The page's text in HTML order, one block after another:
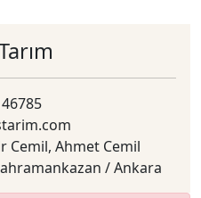
Cemil, Ahmet Cemil
/ Ankara